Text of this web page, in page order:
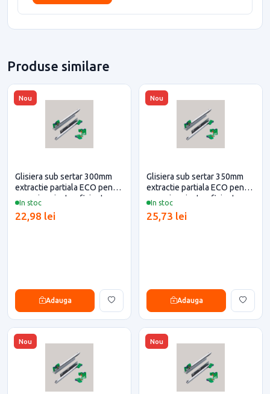
Produse similare
Nou
In stoc
Glisiera sub sertar 300mm
extractie partiala ECO pentru
casa si proiecte eficiente
22,98 lei
Adauga
Nou
In stoc
Glisiera sub sertar 350mm
extractie partiala ECO pentru
casa si proiecte eficiente
25,73 lei
Adauga
Nou Nou